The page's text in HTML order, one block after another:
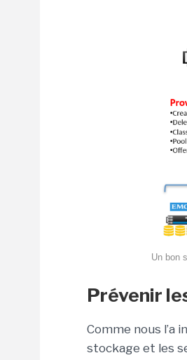
Un bon
Prévenir
Comme nous l’a
stockage et les